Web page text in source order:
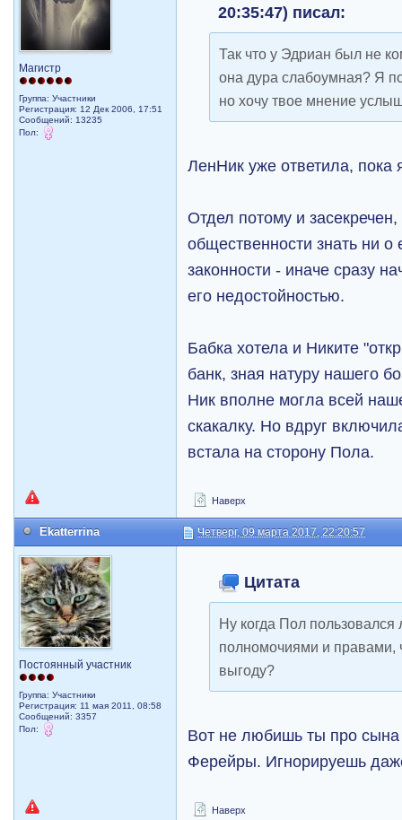
Магистр
Группа: Участники
Регистрация: 12 Дек 2006, 17:51
Сообщений: 13235
Пол:
20:35:47) писал:
Так что у Эдриан был не
она дура слабоумная? Я
но хочу твое мнение
ЛенНик уже ответила, пока
Отдел потому и
общественности знать ни о
законности - иначе сразу
его недостойностью.
Бабка хотела и Никите
банк, зная натуру нашего
Ник вполне могла всей
скакалку. Но вдруг
встала на сторону Пола.
Наверх
Ekatterrina Четверг, 09 марта 2017, 22:20:57
Постоянный участник
Группа: Участники
Регистрация: 11 мая 2011, 08:58
Сообщений: 3357
Пол:
Цитата
Ну когда Пол пользовался
полномочиями и правами,
выгоду?
Вот не любишь ты про сына
Ферейры. Игнорируешь
Наверх